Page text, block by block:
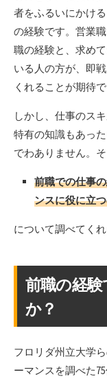
者をふるいにかけ
の経験です。営業
職の経験と、求め
いる人の方が、即
くれることが期待
しかし、仕事のス
特有の知識もあっ
でわありません。そ
前職での仕事
ンスに役に立
について調べてく
前職の経
か？
フロリダ州立大学
ーマンスを調べた